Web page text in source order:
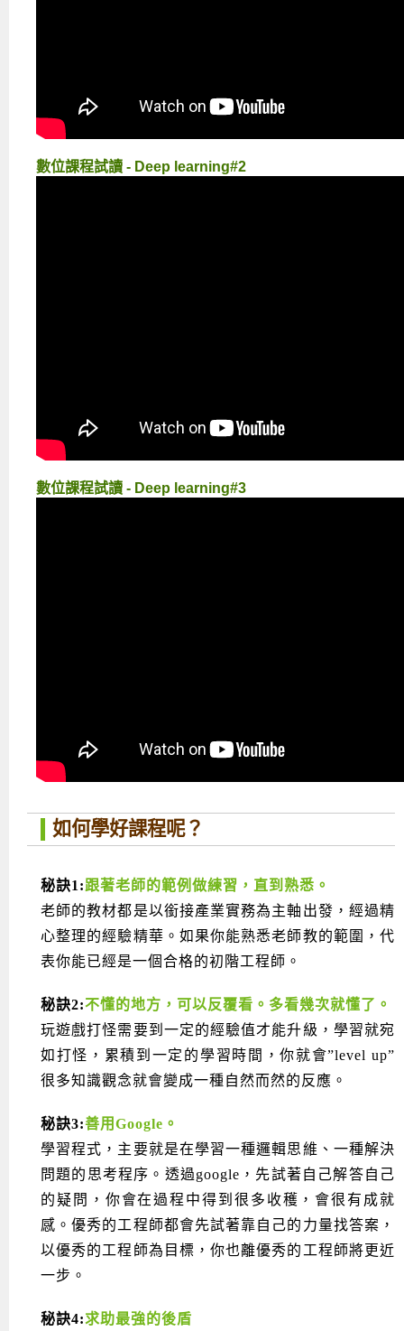
數位課程試讀 - Deep learning#2
數位課程試讀 - Deep learning#3
如何學好課程呢？
秘訣1:跟著老師的範例做練習，直到熟悉。
老師的教材都是以銜接產業實務為主軸出發，經過精
心整理的經驗精華。如果你能熟悉老師教的範圍，代
表你能已經是一個合格的初階工程師。
秘訣2:不懂的地方，可以反覆看。多看幾次就懂了。
玩遊戲打怪需要到一定的經驗值才能升級，學習就宛
如打怪，累積到一定的學習時間，你就會”level up”
很多知識觀念就會變成一種自然而然的反應。
秘訣3:善用Google。
學習程式，主要就是在學習一種邏輯思維、一種解決
問題的思考程序。透過google，先試著自己解答自己
的疑問，你會在過程中得到很多收穫，會很有成就
感。優秀的工程師都會先試著靠自己的力量找答案，
以優秀的工程師為目標，你也離優秀的工程師將更近
一步。
秘訣4:求助最強的後盾